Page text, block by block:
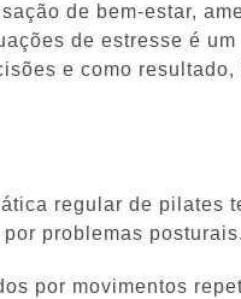
de bem-estar,
de estresse é
e como resultado,
regular de pilates
problemas posturais.
por movimentos